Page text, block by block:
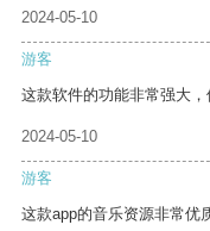
2024-05-10
游客
这款软件的功能非常强大，
2024-05-10
游客
这款app的音乐资源非常优